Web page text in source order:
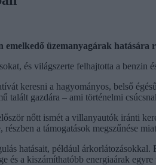
üzemanyagárak
és világszerte felhajtotta a benzin
keresni a hagyományos, belső
talált gazdára – ami történelmi
nőtt ismét a villanyautók iránti
a támogatások megszűnése
hatásait, például
és a kiszámíthatóbb energiaárak